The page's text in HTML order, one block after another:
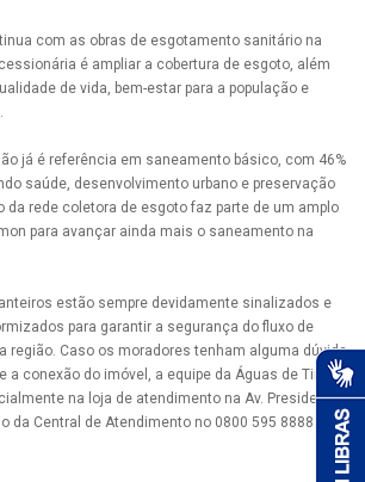
com as obras de esgotamento sanitário na
é ampliar a cobertura de esgoto, além
de vida, bem-estar para a população e
já é referência em saneamento básico, com 46%
saúde, desenvolvimento urbano e preservação
da rede coletora de esgoto faz parte de um amplo
para avançar ainda mais o saneamento na
estão sempre devidamente sinalizados e
para garantir a segurança do fluxo de
região. Caso os moradores tenham alguma dúvida
a conexão do imóvel, a equipe da Águas de Timon
na loja de atendimento na Av. Presidente
da Central de Atendimento no 0800 595 8888